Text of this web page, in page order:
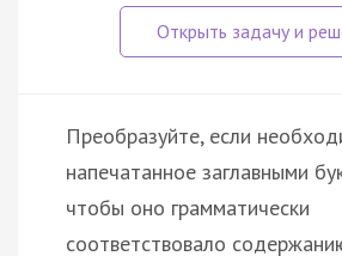
Преобразуйте, если
напечатанное заглавными
чтобы оно грамматически
соответствовало